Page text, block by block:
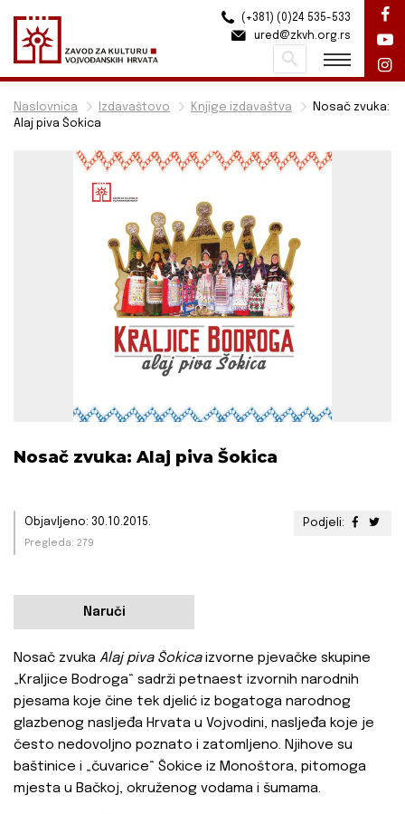
Naslovnica Izdavaštovo Knjige izdavaštva
Nosač zvuka:
Alaj piva Šokica
Nosač zvuka: Alaj piva Šokica
Podjeli:
Objavljeno: 30.10.2015.
Pregleda: 279
Naruči
Nosač zvuka Alaj piva Šokicaizvorne pjevačke skupine
„Kraljice Bodroga“ sadrži petnaest izvornih narodnih
pjesama koje čine tek djelić iz bogatoga narodnog
glazbenog nasljeđa Hrvata u Vojvodini, nasljeđa koje je
često nedovoljno poznato i zatomljeno. Njihove su
baštinice i „čuvarice“ Šokice iz Monoštora, pitomoga
mjesta u Bačkoj, okruženog vodama i šumama.
(+381) (0)24 535-533
ured@zkvh.org.rs
Pretraži